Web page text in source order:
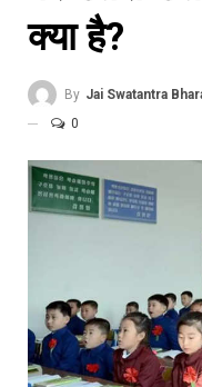
क्या है?
By Jai Swatantra
0